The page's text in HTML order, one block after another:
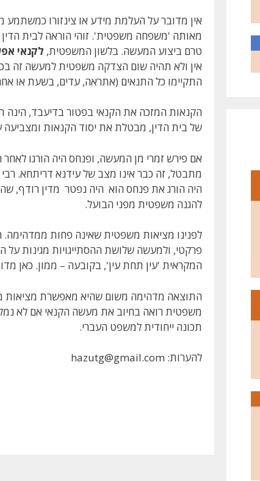
אין מדובר על העלמת מידע או צינזורו כמשתמע
מאותה 'משפחה משפטית'. זוהי הוראה לבית הדין
טרם ביצוע המעשה. בלשון המשפטית, לקנאי
אין ולא תהיה שום הצדקה משפטית למעשה זה
התקיימו כל התנאים (אתראה, עדים, בשעת או
הקנאות המזכה את הקנאי בפטור בדיעבד, הינה
של בית הדין, מבטלת את יסוד הקנאות ומצביעה
אם פירש זמרי מן המעשה, ופנחס היה הורגו
מתבטל, זה כבר אינו מצב של עידנא דריתחא. רבי
היה הורג את פנחס הוא היה נפטר מדין רודף,
להגנה משפטית מפני הבועל.
לפנינו מציאות משפטית שאינה פחות ממדהימה.
פרקטי, ולמעשה שלושת ההסתייגויות מגינות
המקראית 'עין תחת עין', בקובעה – ממון. כאן
התוצאה מדהימה משום שהיא מאפשרת מציאות
משפטית רואה בחיוב את מעשה הקנאי אם לא
תכונה ייחודית למשפט העברי.
להערות: hazutg@gmail.com